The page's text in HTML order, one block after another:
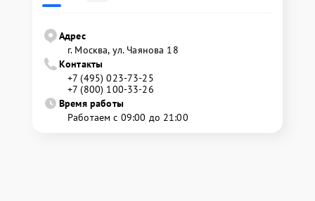
Адрес
г. Москва, ул. Чаянова 18
Контакты
+7 (495) 023-73-25
+7 (800) 100-33-26
Время работы
Работаем с 09:00 до 21:00